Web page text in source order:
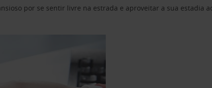
por se sentir livre na estrada e aproveitar a sua estadia